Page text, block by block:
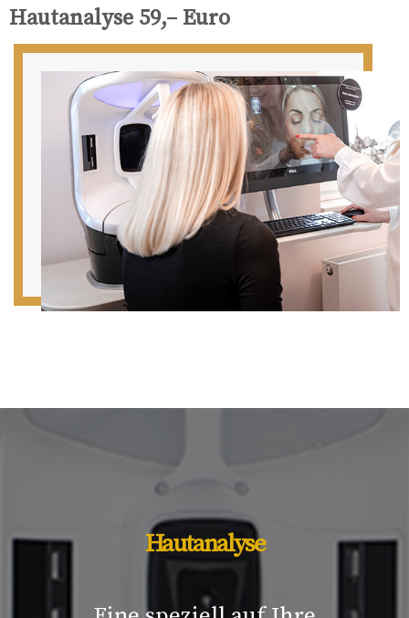
Hautanalyse 59,– Euro
Hautanalyse